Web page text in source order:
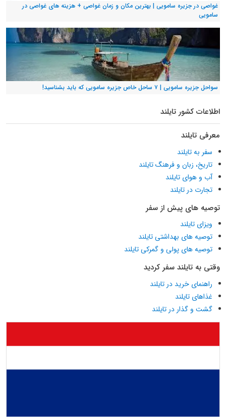
غواصی در جزیره سامویی | بهترین مکان و زمان غواصی + هزینه های غواصی در
سامویی
سواحل جزیره سامویی | ۷ ساحل خاص جزیره سامویی که باید بشناسید!
اطلاعات کشور تایلند
معرفی تایلند
سفر به تایلند
تاریخ، زبان و فرهنگ تایلند
آب و هوای تایلند
تجارت در تایلند
توصیه های پیش از سفر
ویزای تایلند
توصیه های بهداشتی تایلند
توصیه های پولی و گمرکی تایلند
وقتی به تایلند سفر کردید
راهنمای خرید در تایلند
غذاهای تایلند
گشت و گذار در تایلند